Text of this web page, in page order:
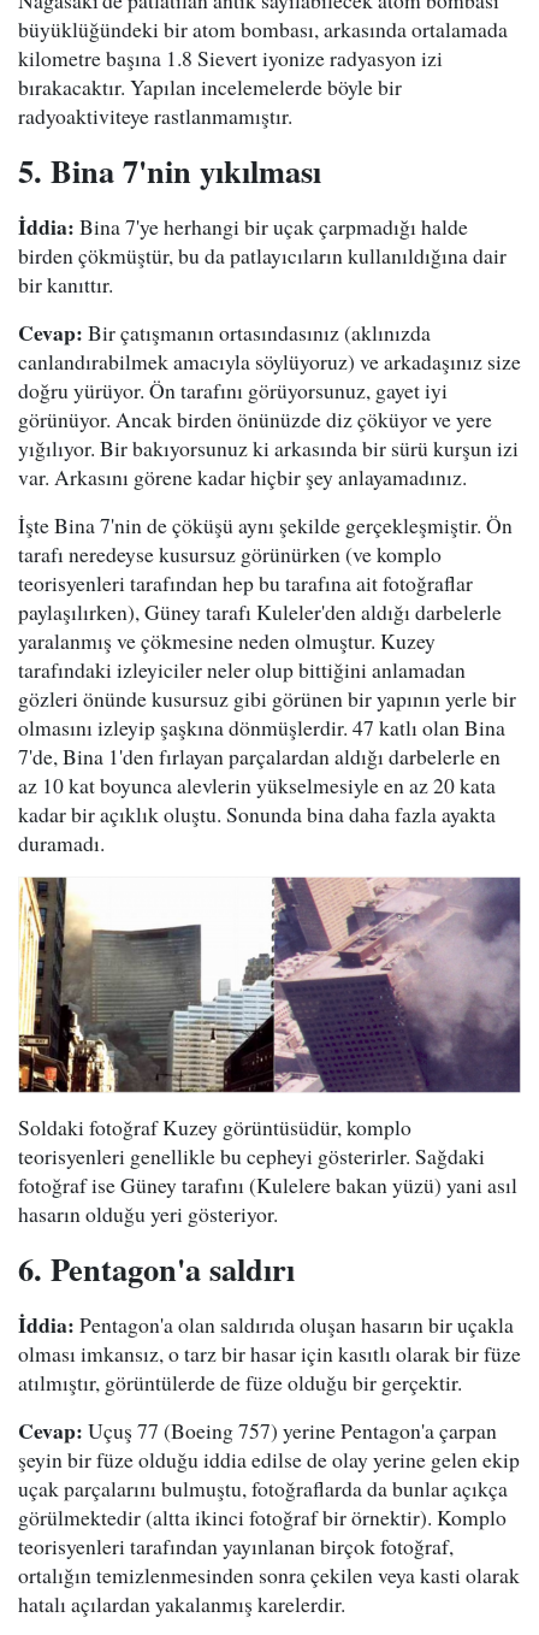
büyüklüğündeki bir atom bombası, arkasında ortalamada
kilometre başına 1.8 Sievert iyonize radyasyon izi
bırakacaktır. Yapılan incelemelerde böyle bir
radyoaktiviteye rastlanmamıştır.
5. Bina 7'nin yıkılması
İddia: Bina 7'ye herhangi bir uçak çarpmadığı halde
birden çökmüştür, bu da patlayıcıların kullanıldığına dair
bir kanıttır.
Cevap: Bir çatışmanın ortasındasınız (aklınızda
canlandırabilmek amacıyla söylüyoruz) ve arkadaşınız size
doğru yürüyor. Ön tarafını görüyorsunuz, gayet iyi
görünüyor. Ancak birden önünüzde diz çöküyor ve yere
yığılıyor. Bir bakıyorsunuz ki arkasında bir sürü kurşun izi
var. Arkasını görene kadar hiçbir şey anlayamadınız.
İşte Bina 7'nin de çöküşü aynı şekilde gerçekleşmiştir. Ön
tarafı neredeyse kusursuz görünürken (ve komplo
teorisyenleri tarafından hep bu tarafına ait fotoğraflar
paylaşılırken), Güney tarafı Kuleler'den aldığı darbelerle
yaralanmış ve çökmesine neden olmuştur. Kuzey
tarafındaki izleyiciler neler olup bittiğini anlamadan
gözleri önünde kusursuz gibi görünen bir yapının yerle bir
olmasını izleyip şaşkına dönmüşlerdir. 47 katlı olan Bina
7'de, Bina 1'den fırlayan parçalardan aldığı darbelerle en
az 10 kat boyunca alevlerin yükselmesiyle en az 20 kata
kadar bir açıklık oluştu. Sonunda bina daha fazla ayakta
duramadı.
Soldaki fotoğraf Kuzey görüntüsüdür, komplo
teorisyenleri genellikle bu cepheyi gösterirler. Sağdaki
fotoğraf ise Güney tarafını (Kulelere bakan yüzü) yani asıl
hasarın olduğu yeri gösteriyor.
6. Pentagon'a saldırı
İddia: Pentagon'a olan saldırıda oluşan hasarın bir uçakla
olması imkansız, o tarz bir hasar için kasıtlı olarak bir füze
atılmıştır, görüntülerde de füze olduğu bir gerçektir.
Cevap: Uçuş 77 (Boeing 757) yerine Pentagon'a çarpan
şeyin bir füze olduğu iddia edilse de olay yerine gelen ekip
uçak parçalarını bulmuştu, fotoğraflarda da bunlar açıkça
görülmektedir (altta ikinci fotoğraf bir örnektir). Komplo
teorisyenleri tarafından yayınlanan birçok fotoğraf,
ortalığın temizlenmesinden sonra çekilen veya kasti olarak
hatalı açılardan yakalanmış karelerdir.